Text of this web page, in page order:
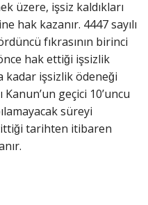
üzere, işsiz kaldıkları
hak kazanır. 4447 sayılı
fıkrasının birinci
hak ettiği işsizlik
kadar işsizlik ödeneği
geçici 10’uncu
süreyi
tarihten itibaren